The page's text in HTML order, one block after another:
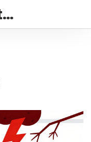
Karting de la Santé – Montalivet